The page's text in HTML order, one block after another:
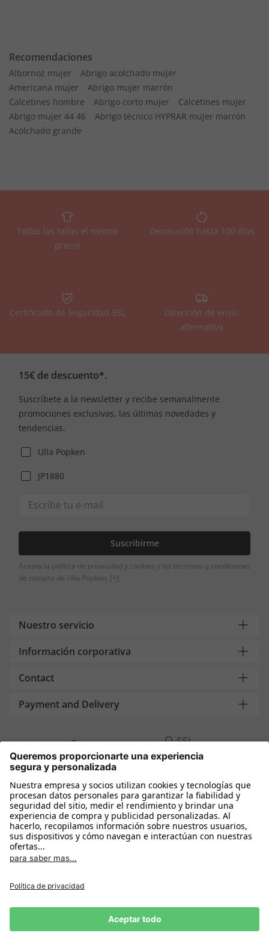
Recomendaciones
Albornoz mujer
Abrigo acolchado mujer
Americana mujer
Abrigo mujer marrón
Calcetines hombre
Abrigo corto mujer
Calcetines mujer
Abrigo mujer 44 46
Abrigo técnico HYPRAR mujer marrón
Acolchado grande
Todas las tallas el mismo
precio
Devolución hasta 100 días
Certificado de Seguridad SSL
Dirección de envío
alternativa
15€ de descuento*.
Suscríbete a la newsletter y recibe semanalmente
promociones exclusivas, las últimas novedades y
tendencias.
Ulla Popken
JP1880
Suscribirme
Acepto la política de privacidad y cookies y los términos y condiciones
de compra de Ulla Popken. [+]
Nuestro servicio
Información corporativa
Contact
Payment and Delivery
Compra segura con
Más tiendas online
España
Condiciones Compra
Declarar el desistimiento